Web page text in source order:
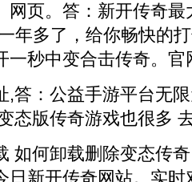
网页。答：新开传奇
年多了，给你畅快的
一秒中变合击传奇。官
,答：公益手游平台无
态版传奇游戏也很多
如何卸载删除变态传
日新开传奇网站。实